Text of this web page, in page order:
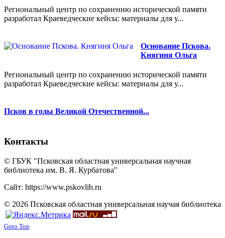
Региональный центр по сохранению исторической памяти
разработал Краеведческие кейсы: материалы для у...
Основание Пскова.
Княгиня Ольга
Региональный центр по сохранению исторической памяти
разработал Краеведческие кейсы: материалы для у...
Псков в годы Великой Отечественной...
Контакты
© ГБУК "Псковская областная универсальная научная
библиотека им. В. Я. Курбатова"
Сайт: https://www.pskovlib.ru
© 2026 Псковская областная универсальная научая библиотека
Goto Top